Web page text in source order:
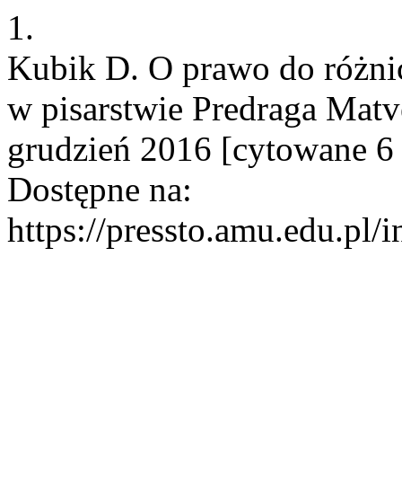
1.
Kubik D. O prawo do
w pisarstwie Predraga
grudzień 2016 [cytowane
Dostępne na:
https://